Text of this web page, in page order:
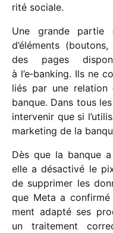
rité sociale.
Une grande partie
d’éléments
des pages
à l’e‑banking. Ils ne
liés par une rela­tion
banque. Dans tous
inter­ve­nir que si
marke­ting de la
Dès que la banque
elle a désac­tivé le
de suppri­mer les
que Meta a
ment adapté ses
un trai­te­ment